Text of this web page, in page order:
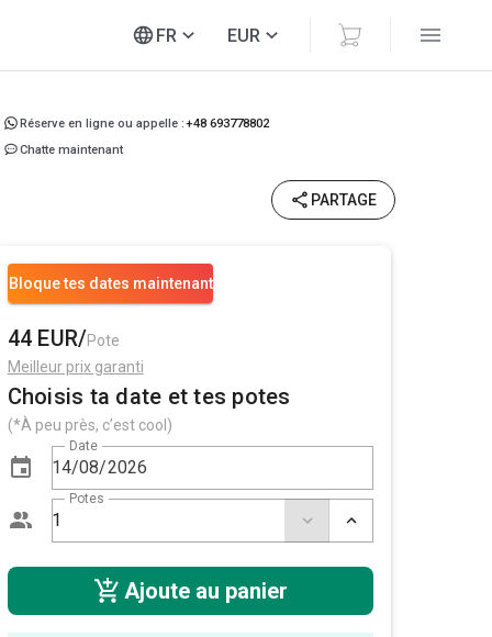
FR EUR
Réserve en ligne ou appelle :+48 693778802
Chatte maintenant
PARTAGE
Bloque tes dates maintenant
44 EUR/Pote
Meilleur prix garanti
Choisis ta date et tes potes
(*À peu près, c’est cool)
Date
Potes
Ajoute au panier